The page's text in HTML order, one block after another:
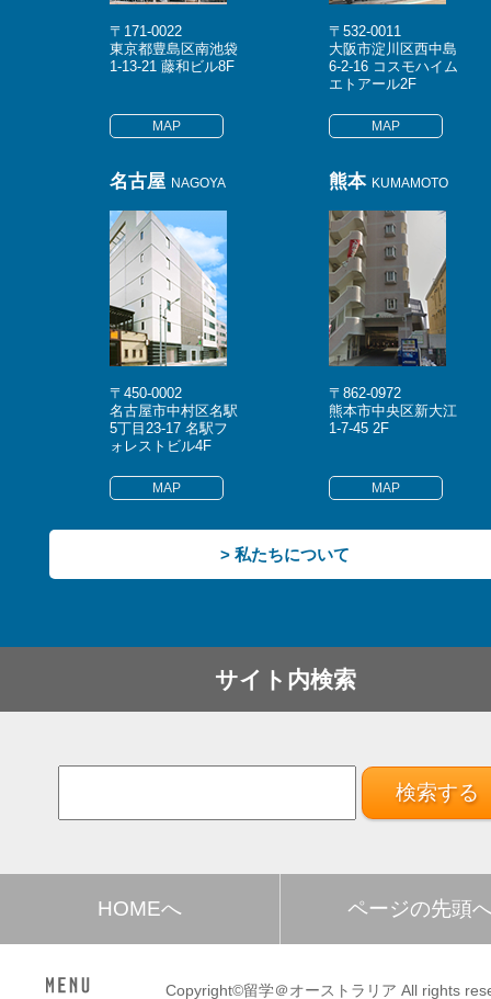
〒171-0022
東京都豊島区南池袋
1-13-21 藤和ビル8F
MAP
〒532-0011
大阪市淀川区西中島
6-2-16 コスモハイム
エトアール2F
MAP
名古屋 NAGOYA
〒450-0002
名古屋市中村区名駅
5丁目23-17 名駅フ
ォレストビル4F
MAP
熊本 KUMAMOTO
〒862-0972
熊本市中央区新大江
1-7-45 2F
MAP
> 私たちについて
サイト内検索
HOMEへ ページの先頭
Copyright©留学＠オーストラリア All rights